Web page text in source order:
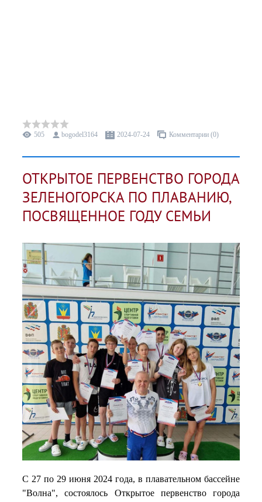
505 bogodel3164 2024-07-24 Комментарии (0)
ОТКРЫТОЕ ПЕРВЕНСТВО ГОРОДА
ЗЕЛЕНОГОРСКА ПО ПЛАВАНИЮ,
ПОСВЯЩЕННОЕ ГОДУ СЕМЬИ
С 27 по 29 июня 2024 года, в плавательном бассейне
"Волна", состоялось Открытое первенство города